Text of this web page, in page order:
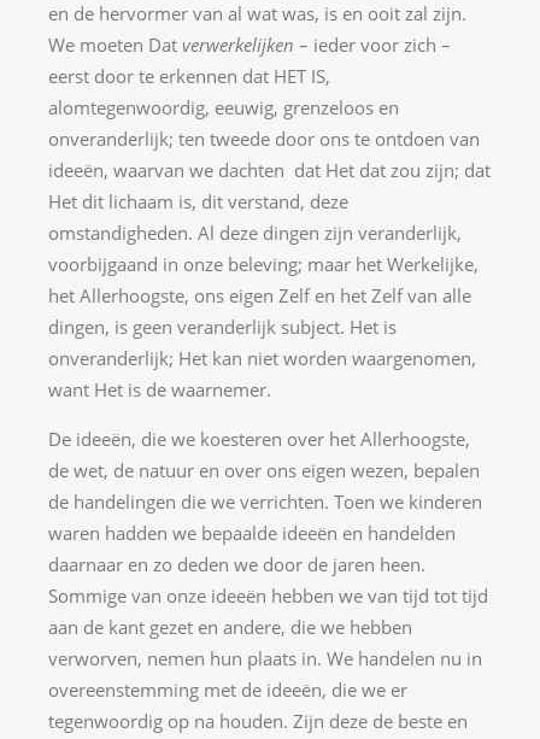
en de hervormer van al wat was, is en ooit zal zijn.
We moeten Dat verwerkelijken – ieder voor zich –
eerst door te erkennen dat HET IS,
alomtegenwoordig, eeuwig, grenzeloos en
onveranderlijk; ten tweede door ons te ontdoen van
ideeën, waarvan we dachten dat Het dat zou zijn; dat
Het dit lichaam is, dit verstand, deze
omstandigheden. Al deze dingen zijn veranderlijk,
voorbijgaand in onze beleving; maar het Werkelijke,
het Allerhoogste, ons eigen Zelf en het Zelf van alle
dingen, is geen veranderlijk subject. Het is
onveranderlijk; Het kan niet worden waargenomen,
want Het is de waarnemer.
De ideeën, die we koesteren over het Allerhoogste,
de wet, de natuur en over ons eigen wezen, bepalen
de handelingen die we verrichten. Toen we kinderen
waren hadden we bepaalde ideeën en handelden
daarnaar en zo deden we door de jaren heen.
Sommige van onze ideeën hebben we van tijd tot tijd
aan de kant gezet en andere, die we hebben
verworven, nemen hun plaats in. We handelen nu in
overeenstemming met de ideeën, die we er
tegenwoordig op na houden. Zijn deze de beste en